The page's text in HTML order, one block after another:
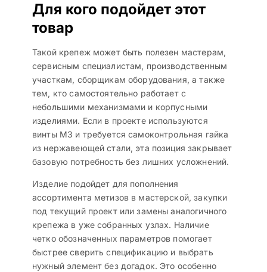
Для кого подойдет этот
товар
Такой крепеж может быть полезен мастерам,
сервисным специалистам, производственным
участкам, сборщикам оборудования, а также
тем, кто самостоятельно работает с
небольшими механизмами и корпусными
изделиями. Если в проекте используются
винты M3 и требуется самоконтрольная гайка
из нержавеющей стали, эта позиция закрывает
базовую потребность без лишних усложнений.
Изделие подойдет для пополнения
ассортимента метизов в мастерской, закупки
под текущий проект или замены аналогичного
крепежа в уже собранных узлах. Наличие
четко обозначенных параметров помогает
быстрее сверить спецификацию и выбрать
нужный элемент без догадок. Это особенно